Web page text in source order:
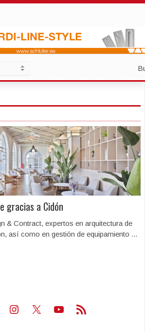
gracias a Cidón
& Contract, expertos en arquitectura de
así como en gestión de equipamiento ...
Instagram
X Youtube
Feed RSS